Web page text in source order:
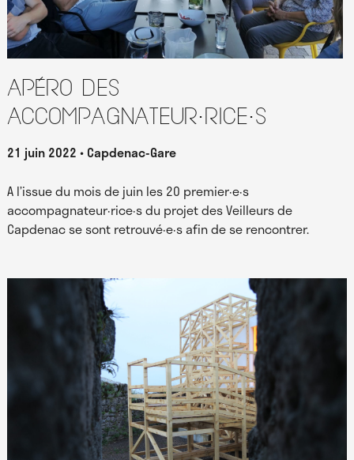
Apéro des
accompagnateur·rice·s
21 juin 2022 Capdenac-Gare
A l’issue du mois de juin les 20 premier·e·s
accompagnateur·rice·s du projet des Veilleurs de
Capdenac se sont retrouvé·e·s afin de se rencontrer.